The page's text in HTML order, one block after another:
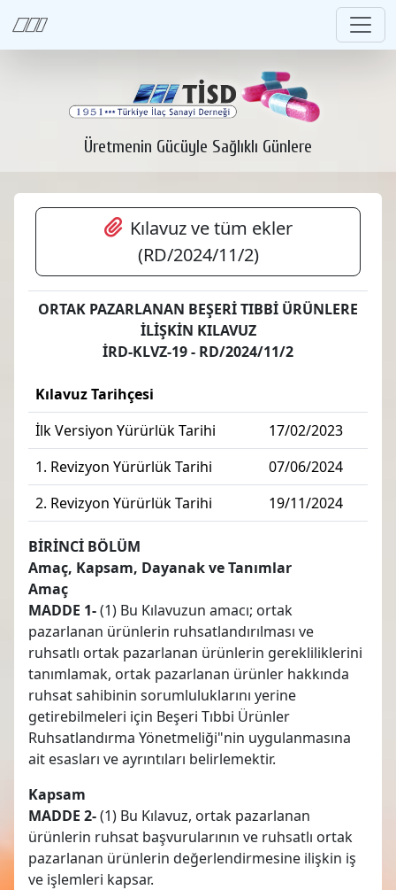
Üretmenin Gücüyle Sağlıklı Günlere
Kılavuz ve tüm ekler
(RD/2024/11/2)
ORTAK PAZARLANAN BEŞERİ TIBBİ ÜRÜNLERE
İLİŞKİN KILAVUZ
İRD-KLVZ-19 - RD/2024/11/2
Kılavuz Tarihçesi
İlk Versiyon Yürürlük Tarihi
17/02/2023
1. Revizyon Yürürlük Tarihi
07/06/2024
2. Revizyon Yürürlük Tarihi
19/11/2024
BİRİNCİ BÖLÜM
Amaç, Kapsam, Dayanak ve Tanımlar
Amaç
MADDE 1-(1) Bu Kılavuzun amacı; ortak
pazarlanan ürünlerin ruhsatlandırılması ve
ruhsatlı ortak pazarlanan ürünlerin gerekliliklerini
tanımlamak, ortak pazarlanan ürünler hakkında
ruhsat sahibinin sorumluluklarını yerine
getirebilmeleri için Beşeri Tıbbi Ürünler
Ruhsatlandırma Yönetmeliği"nin uygulanmasına
ait esasları ve ayrıntıları belirlemektir.
Kapsam
MADDE 2-(1) Bu Kılavuz, ortak pazarlanan
ürünlerin ruhsat başvurularının ve ruhsatlı ortak
pazarlanan ürünlerin değerlendirmesine ilişkin iş
ve işlemleri kapsar.